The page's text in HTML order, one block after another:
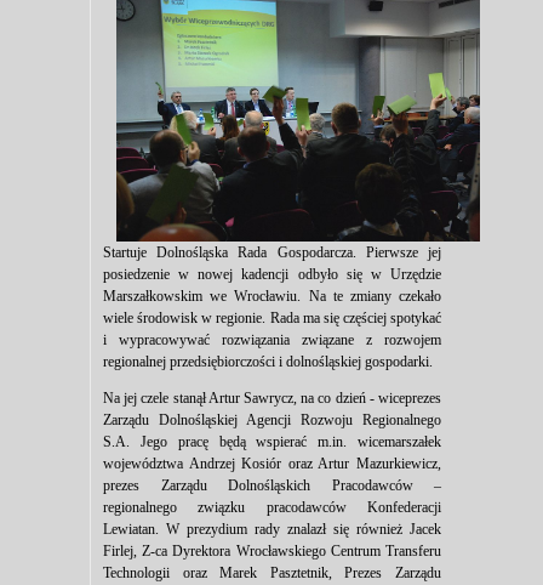
Startuje Dolnośląska Rada Gospodarcza. Pierwsze jej
posiedzenie w nowej kadencji odbyło się w Urzędzie
Marszałkowskim we Wrocławiu. Na te zmiany czekało
wiele środowisk w regionie. Rada ma się częściej spotykać
i wypracowywać rozwiązania związane z rozwojem
regionalnej przedsiębiorczości i dolnośląskiej gospodarki.
Na jej czele stanął Artur Sawrycz, na co dzień - wiceprezes
Zarządu Dolnośląskiej Agencji Rozwoju Regionalnego
S.A. Jego pracę będą wspierać m.in. wicemarszałek
województwa Andrzej Kosiór oraz Artur Mazurkiewicz,
prezes Zarządu Dolnośląskich Pracodawców –
regionalnego związku pracodawców Konfederacji
Lewiatan. W prezydium rady znalazł się również Jacek
Firlej, Z-ca Dyrektora Wrocławskiego Centrum Transferu
Technologii oraz Marek Pasztetnik, Prezes Zarządu